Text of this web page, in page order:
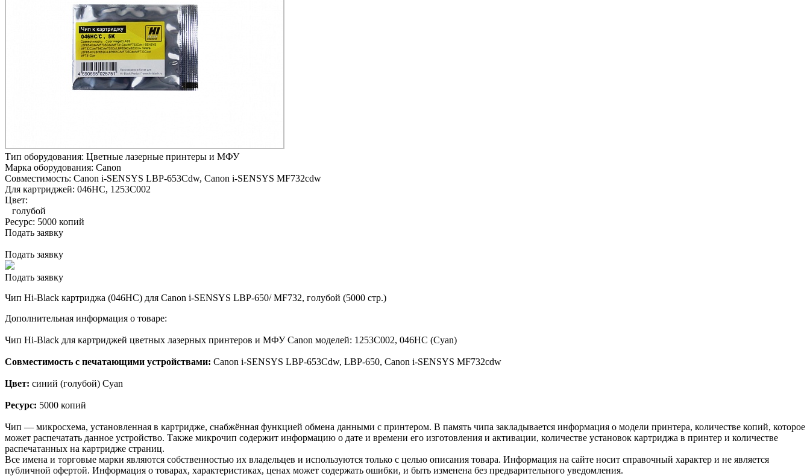
Тип оборудования: Цветные лазерные принтеры и МФУ
Марка оборудования: Canon
Совместимость: Canon i-SENSYS LBP-653Cdw, Canon i-SENSYS MF732cdw
Для картриджей: 046HC, 1253C002
Цвет:
голубой
Ресурс: 5000 копий
Подать заявку
Подать заявку
Подать заявку
Чип Hi-Black картриджа (046HC) для Canon i-SENSYS LBP-650/ MF732, голубой (5000 стр.)
Дополнительная информация о товаре:
Чип Hi-Black для картриджей цветных лазерных принтеров и МФУ Canon моделей: 1253C002, 046HC (Cyan)
Совместимость с печатающими устройствами: Canon i-SENSYS LBP-653Cdw, LBP-650, Canon i-SENSYS MF732cdw
Цвет: синий (голубой) Cyan
Ресурс: 5000 копий
Чип — микросхема, установленная в картридже, снабжённая функцией обмена данными с принтером. В память чипа закладывается информация о модели принтера, количестве копий, которое
может распечатать данное устройство. Также микрочип содержит информацию о дате и времени его изготовления и активации, количестве установок картриджа в принтер и количестве
распечатанных на картридже страниц.
Все имена и торговые марки являются собственностью их владельцев и используются только с целью описания товара. Информация на сайте носит справочный характер и не является
публичной офертой. Информация о товарах, характеристиках, ценах может содержать ошибки, и быть изменена без предварительного уведомления.